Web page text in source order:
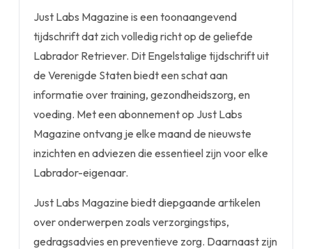
Just Labs Magazine is een toonaangevend
tijdschrift dat zich volledig richt op de geliefde
Labrador Retriever. Dit Engelstalige tijdschrift uit
de Verenigde Staten biedt een schat aan
informatie over training, gezondheidszorg, en
voeding. Met een abonnement op Just Labs
Magazine ontvang je elke maand de nieuwste
inzichten en adviezen die essentieel zijn voor elke
Labrador-eigenaar.
Just Labs Magazine biedt diepgaande artikelen
over onderwerpen zoals verzorgingstips,
gedragsadvies en preventieve zorg. Daarnaast zijn